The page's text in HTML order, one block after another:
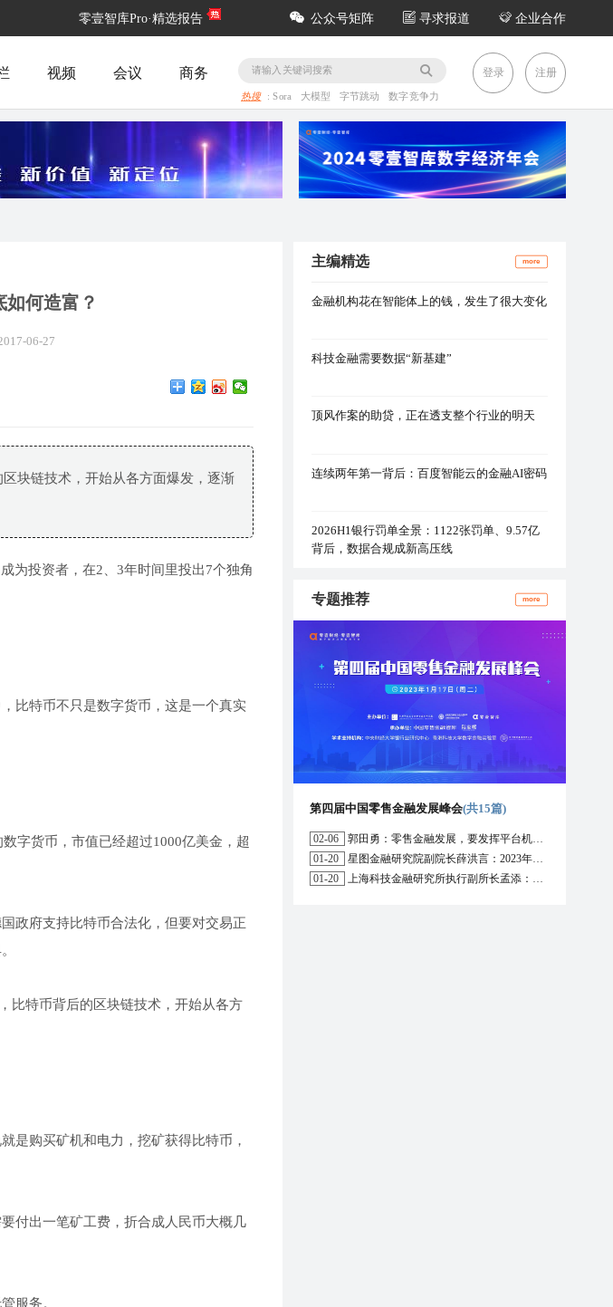
零壹智库Pro·精选报告 公众号矩阵 寻求报道 企业合作
视频 会议 商务
热搜 :Sora 大模型 字节跳动 数字竞争力
登录 注册
何造富？
06-27
块链技术，开始从各方面爆发，逐渐
为投资者，在2、3年时间里投出7个独角
比特币不只是数字货币，这是一个真实
数字货币，市值已经超过1000亿美金，超
政府支持比特币合法化，但要对交易正
比特币背后的区块链技术，开始从各方
是购买矿机和电力，挖矿获得比特币，
付出一笔矿工费，折合成人民币大概几
服务。
主编精选 more
金融机构花在智能体上的钱，发生了很大变化
科技金融需要数据“新基建”
顶风作案的助贷，正在透支整个行业的明天
连续两年第一背后：百度智能云的金融AI密码
2026H1银行罚单全景：1122张罚单、9.57亿
背后，数据合规成新高压线
专题推荐 more
第四届中国零售金融发展峰会(共15篇)
02-06
郭田勇：零售金融发展，要发挥平台机构的作用
01-20
星图金融研究院副院长薛洪言：2023年消费信贷或迎来新起点
01-20
上海科技金融研究所执行副所长孟添：开放银行与嵌入式金融为数字普惠金融带来更大发展空间